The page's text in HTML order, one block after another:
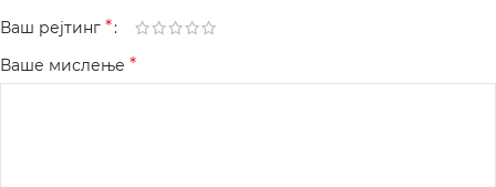
Ваш рејтинг *
Ваше мислење *